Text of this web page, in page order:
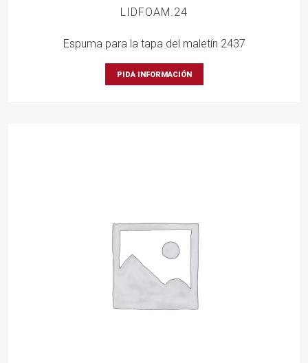
LIDFOAM.24
Espuma para la tapa del maletín 2437
PIDA INFORMACIÓN